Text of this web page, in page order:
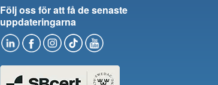
Följ oss för att få de senaste
uppdateringarna